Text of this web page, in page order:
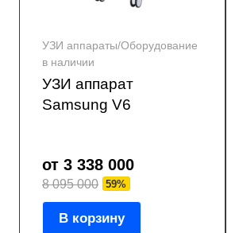
УЗИ аппараты/Оборудование
в наличии
УЗИ аппарат
Samsung V6
от 3 338 000
8 095 000 59%
В корзину